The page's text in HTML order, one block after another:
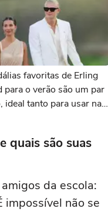
favoritas de Erling
para o verão são um par
ideal tanto para usar na
quais são suas
da escola:
impossível não se